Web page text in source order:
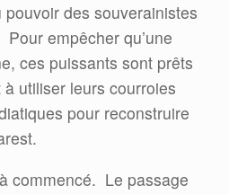
des souverainistes
Pour empêcher qu’une
ces puissants sont prêts
utiliser leurs courroies
pour reconstruire
commencé. Le passage